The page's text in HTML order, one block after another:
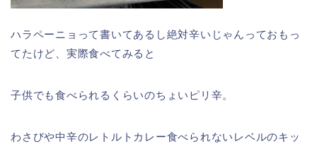
ハラペーニョって書いてあるし絶対辛いじゃんっておもっ
てたけど、実際食べてみると
子供でも食べられるくらいのちょいピリ辛。
わさびや中辛のレトルトカレー食べられないレベルのキッ